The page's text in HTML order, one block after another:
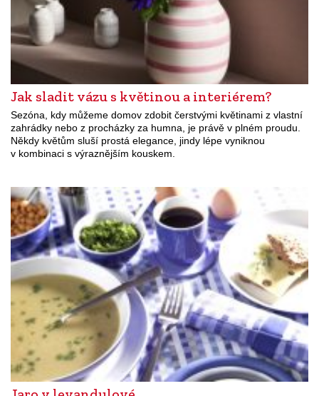
Jak sladit vázu s květinou a interiérem?
Sezóna, kdy můžeme domov zdobit čerstvými květinami z vlastní
zahrádky nebo z procházky za humna, je právě v plném proudu.
Někdy květům sluší prostá elegance, jindy lépe vyniknou
v kombinaci s výraznějším kouskem.